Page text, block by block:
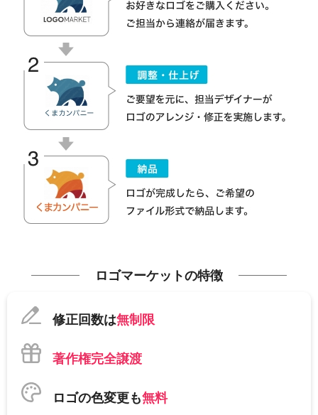
ロゴマーケットの特徴
修正回数は無制限
著作権完全譲渡
ロゴの色変更も無料